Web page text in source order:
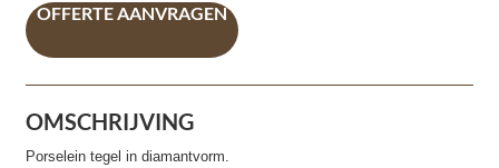
OFFERTE AANVRAGEN
OMSCHRIJVING
Porselein tegel in diamantvorm.